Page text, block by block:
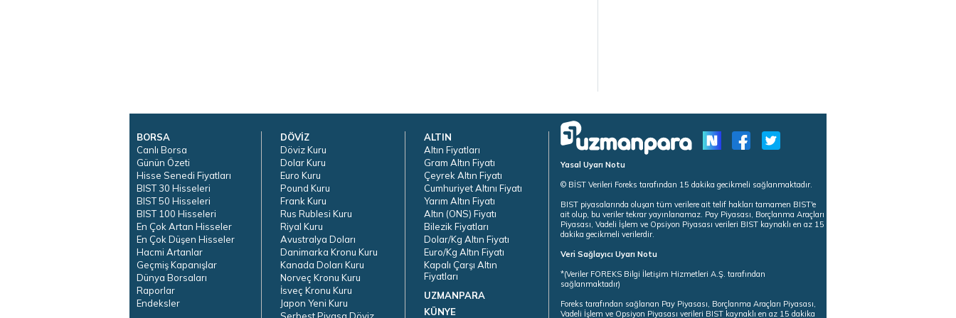
BORSA
Canlı Borsa
Günün Özeti
Hisse Senedi Fiyatları
BIST 30 Hisseleri
BIST 50 Hisseleri
BIST 100 Hisseleri
En Çok Artan Hisseler
En Çok Düşen Hisseler
Hacmi Artanlar
Geçmiş Kapanışlar
Dünya Borsaları
Raporlar
Endeksler
DÖVİZ
Döviz Kuru
Dolar Kuru
Euro Kuru
Pound Kuru
Frank Kuru
Rus Rublesi Kuru
Riyal Kuru
Avustralya Doları
Danimarka Kronu Kuru
Kanada Doları Kuru
Norveç Kronu Kuru
İsveç Kronu Kuru
Japon Yeni Kuru
Serbest Piyasa Döviz
ALTIN
Altın Fiyatları
Gram Altın Fiyatı
Çeyrek Altın Fiyatı
Cumhuriyet Altını Fiyatı
Yarım Altın Fiyatı
Altın (ONS) Fiyatı
Bilezik Fiyatları
Dolar/Kg Altın Fiyatı
Euro/Kg Altın Fiyatı
Kapalı Çarşı Altın
Fiyatları
UZMANPARA
KÜNYE
Yasal Uyarı Notu
© BİST Verileri Foreks tarafından 15 dakika gecikmeli sağlanmaktadır.
BIST piyasalarında oluşan tüm verilere ait telif hakları tamamen BIST'e
ait olup, bu veriler tekrar yayınlanamaz. Pay Piyasası, Borçlanma Araçları
Piyasası, Vadeli İşlem ve Opsiyon Piyasası verileri BIST kaynaklı en az 15
dakika gecikmeli verilerdir.
Veri Sağlayıcı Uyarı Notu
*(Veriler FOREKS Bilgi İletişim Hizmetleri A.Ş. tarafından
sağlanmaktadır)
Foreks tarafından sağlanan Pay Piyasası, Borçlanma Araçları Piyasası,
Vadeli İşlem ve Opsiyon Piyasası verileri BIST kaynaklı en az 15 dakika